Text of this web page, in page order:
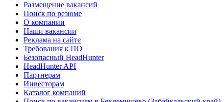
Размещение вакансий
Поиск по резюме
О компании
Наши вакансии
Реклама на сайте
Требования к ПО
Безопасный HeadHunter
HeadHunter API
Партнерам
Инвесторам
Каталог компаний